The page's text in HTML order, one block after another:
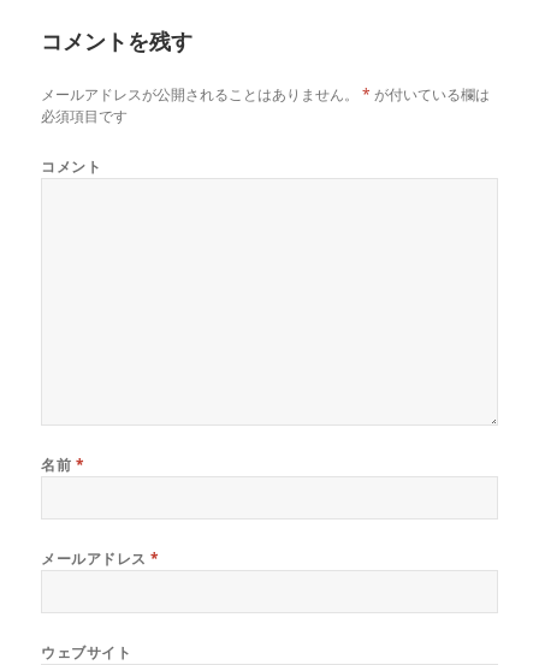
コメントを残す
メールアドレスが公開されることはありません。 * が付いている欄は
必須項目です
コメント
名前 *
メールアドレス*
ウェブサイト